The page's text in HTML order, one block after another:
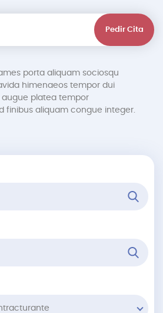
Pedir Cita
porta aliquam sociosqu
himenaeos tempor dui
platea tempor
finibus aliquam congue integer.